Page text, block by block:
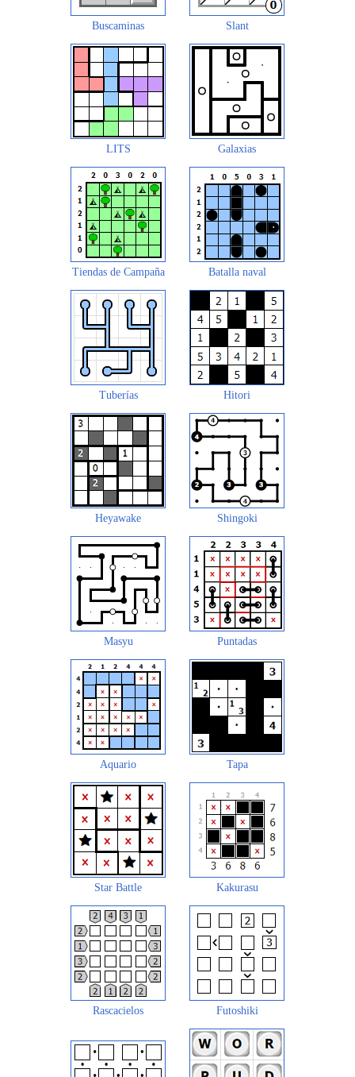
Buscaminas Slant
LITS Galaxias
Tiendas de Campaña Batalla naval
Tuberías Hitori
Heyawake Shingoki
Masyu Puntadas
Aquario Tapa
Star Battle Kakurasu
Rascacielos Futoshiki